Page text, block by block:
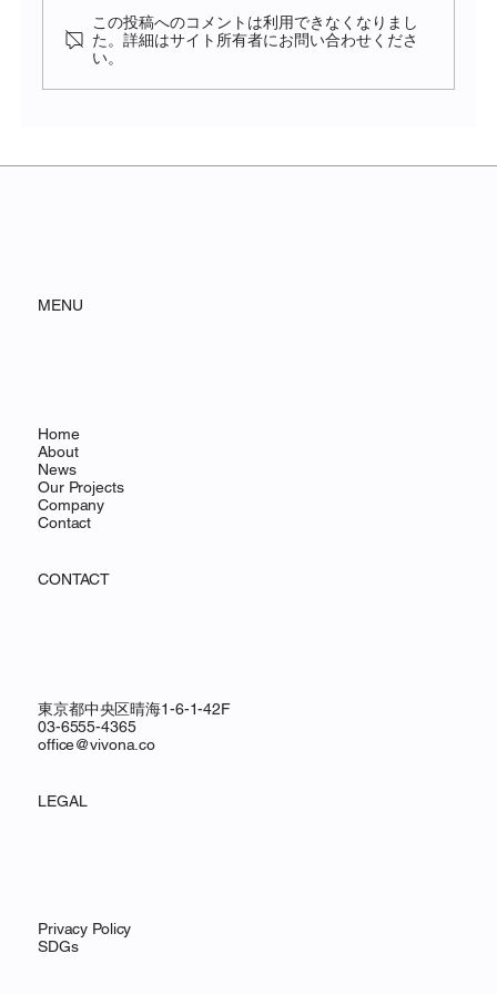
この投稿へのコメントは利用できなくなりまし
た。詳細はサイト所有者にお問い合わせくださ
い。
MENU
Home
About
News
Our Projects
Company
Contact
CONTACT
東京都中央区晴海1-6-1-42F
03-6555-4365
office@vivona.co
LEGAL
Privacy Policy
SDGs